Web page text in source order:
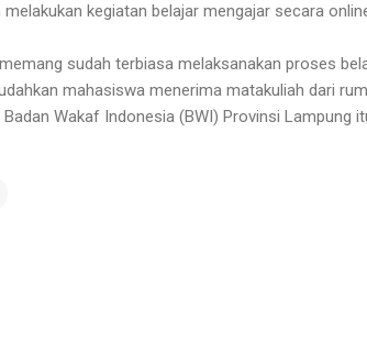
melakukan kegiatan belajar mengajar secara
sudah terbiasa melaksanakan proses
mahasiswa menerima matakuliah dari
Wakaf Indonesia (BWI) Provinsi Lampung